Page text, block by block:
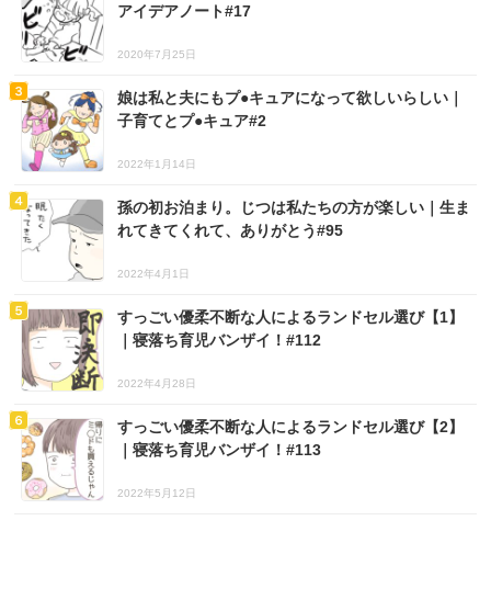
アイデアノート#17
2020年7月25日
娘は私と夫にもプ●キュアになって欲しいらしい｜
子育てとプ●キュア#2
2022年1月14日
孫の初お泊まり。じつは私たちの方が楽しい｜生ま
れてきてくれて、ありがとう#95
2022年4月1日
すっごい優柔不断な人によるランドセル選び【1】
｜寝落ち育児バンザイ！#112
2022年4月28日
すっごい優柔不断な人によるランドセル選び【2】
｜寝落ち育児バンザイ！#113
2022年5月12日